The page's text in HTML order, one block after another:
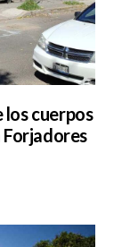
los cuerpos
Forjadores